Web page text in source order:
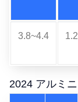
3.8~4.4
2024 アルミ